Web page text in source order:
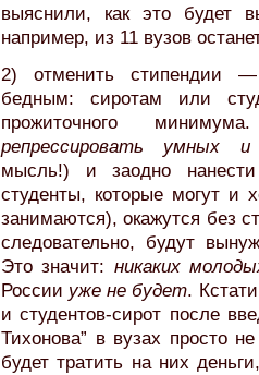
выяснили, как это будет
например, из 11 вузов
2) отменить стипендии
бедным: сиротам или
прожиточного
репрессировать умных и
мысль!) и заодно
студенты, которые могут и
занимаются), окажутся без
следовательно, будут
Это значит: никаких
России уже не будет.
и студентов-сирот после
Тихонова” в вузах просто
будет тратить на них